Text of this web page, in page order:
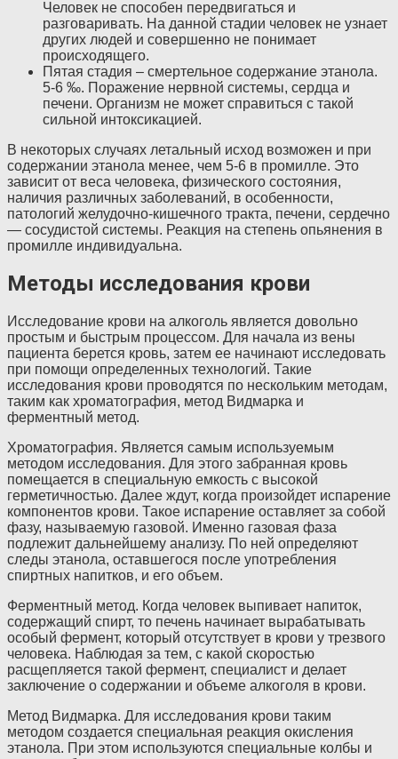
Человек не способен передвигаться и
разговаривать. На данной стадии человек не узнает
других людей и совершенно не понимает
происходящего.
Пятая стадия – смертельное содержание этанола.
5-6 ‰. Поражение нервной системы, сердца и
печени. Организм не может справиться с такой
сильной интоксикацией.
В некоторых случаях летальный исход возможен и при
содержании этанола менее, чем 5-6 в промилле. Это
зависит от веса человека, физического состояния,
наличия различных заболеваний, в особенности,
патологий желудочно-кишечного тракта, печени, сердечно
— сосудистой системы. Реакция на степень опьянения в
промилле индивидуальна.
Методы исследования крови
Исследование крови на алкоголь является довольно
простым и быстрым процессом. Для начала из вены
пациента берется кровь, затем ее начинают исследовать
при помощи определенных технологий. Такие
исследования крови проводятся по нескольким методам,
таким как хроматография, метод Видмарка и
ферментный метод.
Хроматография. Является самым используемым
методом исследования. Для этого забранная кровь
помещается в специальную емкость с высокой
герметичностью. Далее ждут, когда произойдет испарение
компонентов крови. Такое испарение оставляет за собой
фазу, называемую газовой. Именно газовая фаза
подлежит дальнейшему анализу. По ней определяют
следы этанола, оставшегося после употребления
спиртных напитков, и его объем.
Ферментный метод. Когда человек выпивает напиток,
содержащий спирт, то печень начинает вырабатывать
особый фермент, который отсутствует в крови у трезвого
человека. Наблюдая за тем, с какой скоростью
расщепляется такой фермент, специалист и делает
заключение о содержании и объеме алкоголя в крови.
Метод Видмарка. Для исследования крови таким
методом создается специальная реакция окисления
этанола. При этом используются специальные колбы и